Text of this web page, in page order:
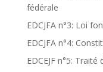
fédérale
EDCJFA n°3: Loi
EDCJFA n°4:
EDCEJF n°5: